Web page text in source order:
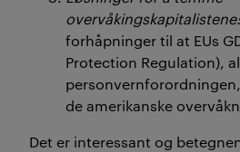
overvåkingskapitalistene:
forhåpninger til at EUs
Protection Regulation),
de amerikanske
Det er interessant og